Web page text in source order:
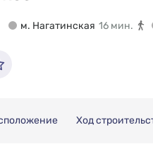
м. Нагатинская 16 мин.
Ход